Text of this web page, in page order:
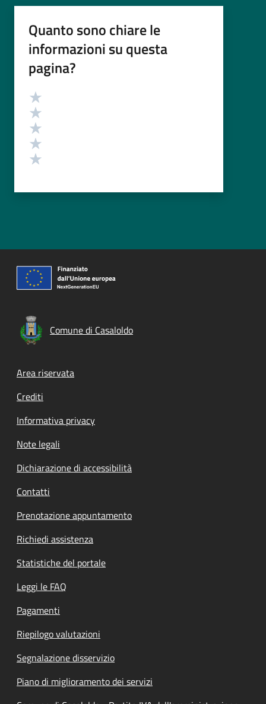
Quanto sono chiare le
informazioni su questa
pagina?
Valutazione
Comune di Casaloldo
Footer menu
Area riservata
Crediti
Informativa privacy
Note legali
Dichiarazione di accessibilità
Contatti
Prenotazione appuntamento
Richiedi assistenza
Statistiche del portale
Leggi le FAQ
Pagamenti
Riepilogo valutazioni
Segnalazione disservizio
Piano di miglioramento dei servizi